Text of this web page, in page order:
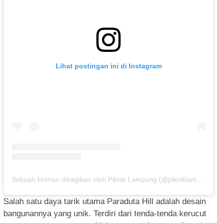
Lihat postingan ini di Instagram
Sebuah kiriman dibagikan oleh Piknik Lampung (@pikniklampung)
Salah satu daya tarik utama Paraduta Hill adalah desain
bangunannya yang unik. Terdiri dari tenda-tenda kerucut